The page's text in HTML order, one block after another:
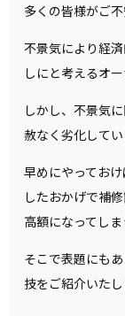
多くの皆様がご
不景気により経
しにと考えるオ
しかし、不景気
赦なく劣化してい
早めにやってお
したおかげで補
高額になってしま
そこで表題にも
技をご紹介いたし